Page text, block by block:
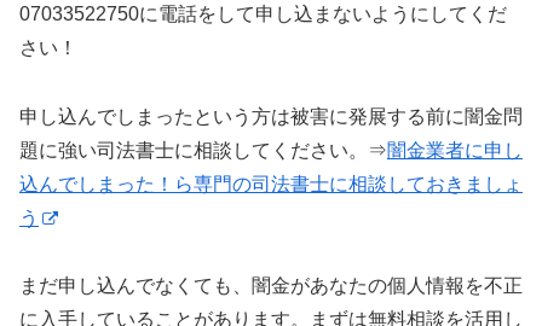
07033522750に電話をして申し込まないようにしてくだ
さい！
申し込んでしまったという方は被害に発展する前に闇金問
題に強い司法書士に相談してください。⇒闇金業者に申し
込んでしまった！ら専門の司法書士に相談しておきましょ
う
まだ申し込んでなくても、闇金があなたの個人情報を不正
に入手していることがあります。まずは無料相談を活用し